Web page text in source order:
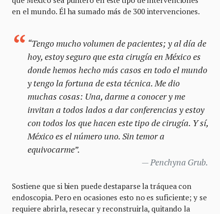
en el mundo. Él ha sumado más de 300 intervenciones.
“Tengo mucho volumen de pacientes; y al día de
hoy, estoy seguro que esta cirugía en México es
donde hemos hecho más casos en todo el mundo
y tengo la fortuna de esta técnica. Me dio
muchas cosas: Una, darme a conocer y me
invitan a todos lados a dar conferencias y estoy
con todos los que hacen este tipo de cirugía. Y sí,
México es el número uno. Sin temor a
equivocarme”.
Penchyna Grub.
Sostiene que si bien puede destaparse la tráquea con
endoscopia. Pero en ocasiones esto no es suficiente; y se
requiere abrirla, resecar y reconstruirla, quitando la